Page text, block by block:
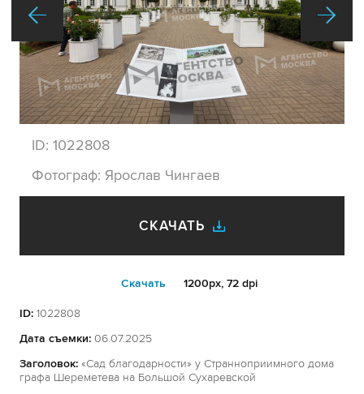
ID: 1022808
Фотограф: Ярослав Чингаев
СКАЧАТЬ
Cкачать 1200px, 72 dpi
ID: 1022808
Дата съемки: 06.07.2025
Заголовок: «Сад благодарности» у Странноприимного дома
графа Шереметева на Большой Сухаревской